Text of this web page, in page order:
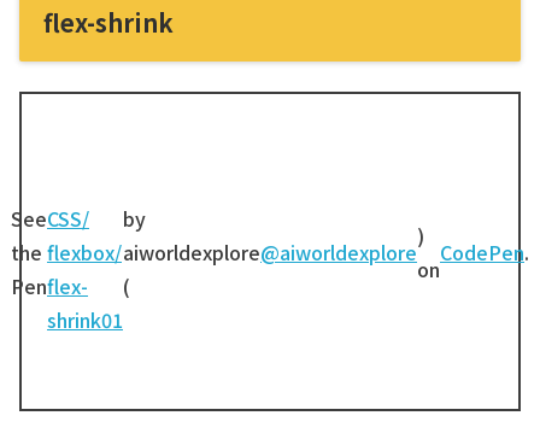
flex-shrink
See
the
Pen
CSS/
flexbox/
flex-
shrink01
by
aiworldexplore
(
@aiworldexplore
)
on
CodePen.